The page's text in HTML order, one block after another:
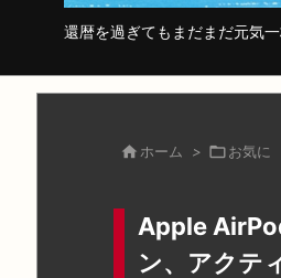
還暦を過ぎてもまだまだ元気
 ホーム > お気に
Apple
ン、アクテ